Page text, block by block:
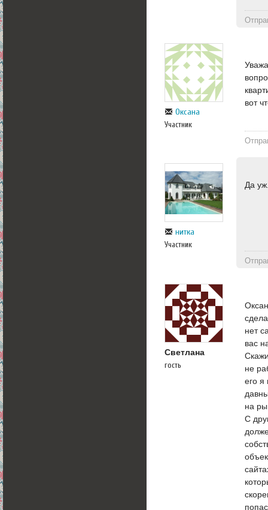
Оксана
Участник
вот
нитка
Участник
Да
Светлана
гость
нет
вас
не
его я
на
С